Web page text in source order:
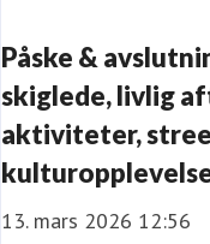
Påske &
skiglede, livlig
aktiviteter,
13. mars 2026 12:56